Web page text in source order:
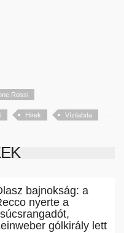
Rossi
Hirek Vízilabda
bajnokság: a
nyerte a
gólkirály lett